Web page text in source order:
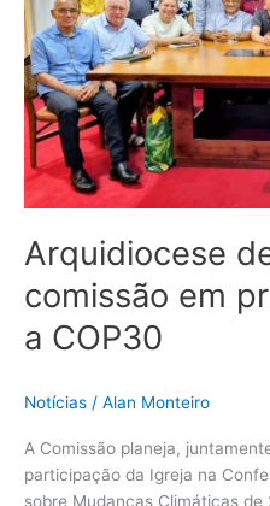
Arquidiocese
comissão em
a COP30
Notícias / Alan Monteiro
A Comissão planeja,
participação da Igreja na
sobre Mudanças Climáticas de
comissão
em
preparação
para
a
COP30